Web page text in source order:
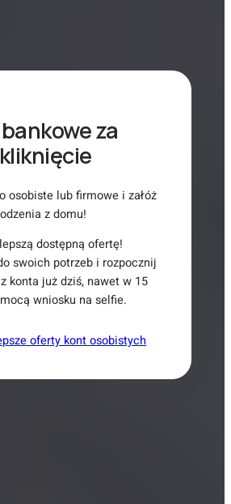
za
osobiste lub firmowe i załóż
z domu!
dostępną ofertę!
swoich potrzeb i rozpocznij
konta już dziś, nawet w 15
wniosku na selfie.
oferty kont osobistych